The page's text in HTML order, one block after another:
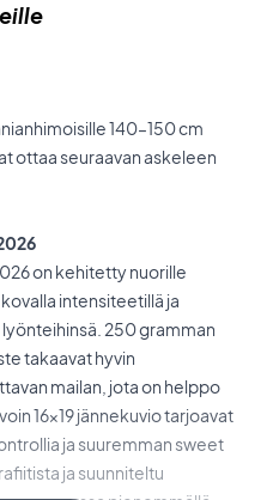
140–150 cm
ottaa seuraavan askeleen
on kehitetty nuorille
intensiteetillä ja
lyönteihinsä. 250 gramman
takaavat hyvin
mailan, jota on helppo
16x19 jännekuvio tarjoavat
ja suuremman sweet
ja suunniteltu